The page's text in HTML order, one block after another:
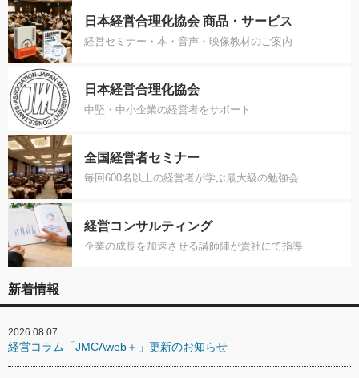
日本経営合理化協会 商品・サービス
経営セミナー・本・音声・映像教材のご案内
日本経営合理化協会
中堅・中小企業の経営者をサポート
全国経営者セミナー
毎回600名以上の経営者が学ぶ最大級の勉強会
経営コンサルティング
企業の成長を加速させる講師陣が貴社にて指導
新着情報
2026.08.07
経営コラム「JMCAweb＋」更新のお知らせ